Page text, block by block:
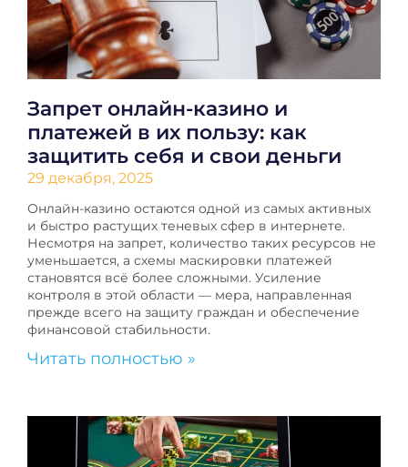
Запрет онлайн-казино и
платежей в их пользу: как
защитить себя и свои деньги
29 декабря, 2025
Онлайн-казино остаются одной из самых активных
и быстро растущих теневых сфер в интернете.
Несмотря на запрет, количество таких ресурсов не
уменьшается, а схемы маскировки платежей
становятся всё более сложными. Усиление
контроля в этой области — мера, направленная
прежде всего на защиту граждан и обеспечение
финансовой стабильности.
Читать полностью »